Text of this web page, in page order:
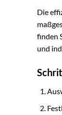
Die
finden
und